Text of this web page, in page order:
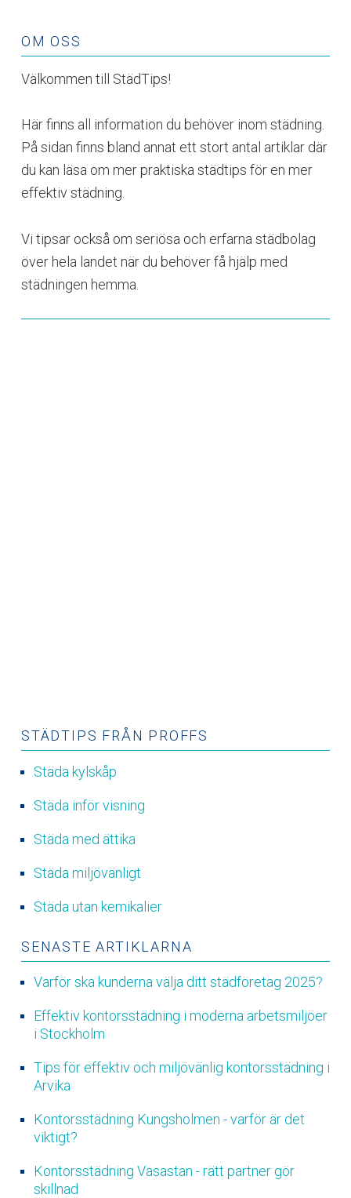
OM OSS
Välkommen till StädTips!
Här finns all information du behöver inom städning.
På sidan finns bland annat ett stort antal artiklar där
du kan läsa om mer praktiska städtips för en mer
effektiv städning.
Vi tipsar också om seriösa och erfarna städbolag
över hela landet när du behöver få hjälp med
städningen hemma.
STÄDTIPS FRÅN PROFFS
Städa kylskåp
Städa inför visning
Städa med ättika
Städa miljövänligt
Städa utan kemikalier
SENASTE ARTIKLARNA
Varför ska kunderna välja ditt städföretag 2025?
Effektiv kontorsstädning i moderna arbetsmiljöer
i Stockholm
Tips för effektiv och miljövänlig kontorsstädning i
Arvika
Kontorsstädning Kungsholmen - varför är det
viktigt?
Kontorsstädning Vasastan - rätt partner gör
skillnad